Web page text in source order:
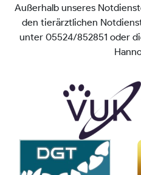
Außerhalb unseres
den tierärztlichen
unter 05524/852851 oder